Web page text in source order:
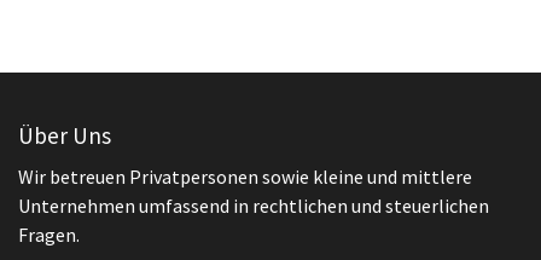
Über Uns
Wir betreuen Privatpersonen sowie kleine und mittlere
Unternehmen umfassend in rechtlichen und steuerlichen
Fragen.